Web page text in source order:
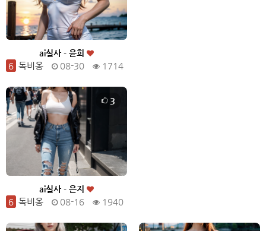
ai실사 - 윤희
6 독비옹 08-30 1714
ai실사 - 은지
6 독비옹 08-16 1940
3